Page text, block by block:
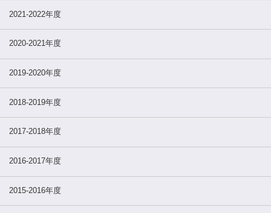
2021-2022年度
2020-2021年度
2019-2020年度
2018-2019年度
2017-2018年度
2016-2017年度
2015-2016年度